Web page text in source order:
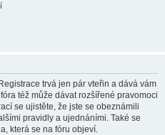
trvá jen pár vteřin a dává vám
též může dávat rozšířené pravomoci
se ujistěte, že jste se obeznámili
pravidly a ujednáními. Také se
která se na fóru objeví.